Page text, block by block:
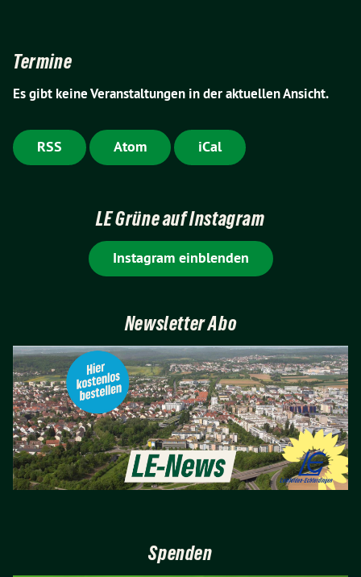
Termine
Es gibt keine Veranstaltungen in der aktuellen Ansicht.
RSS Atom iCal
LE Grüne auf Instagram
Instagram einblenden
Newsletter Abo
Spenden